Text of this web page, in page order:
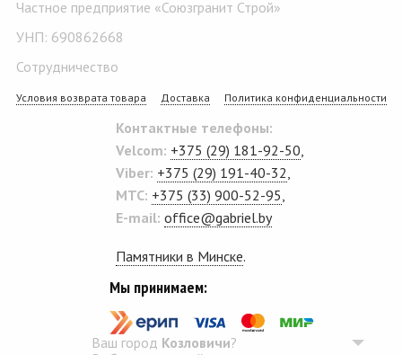
Частное предприятие «Союзгранит Строй»
УНП: 690862668
Сотрудничество
Условия возврата товара Доставка Политика конфиденциальности
Контактные телефоны:
Velcom: +375 (29) 181-92-50,
Viber: +375 (29) 191-40-32,
MTC: +375 (33) 900-52-95,
E-mail: office@gabriel.by
Памятники в Минске.
Мы принимаем:
Ваш город Козловичи?